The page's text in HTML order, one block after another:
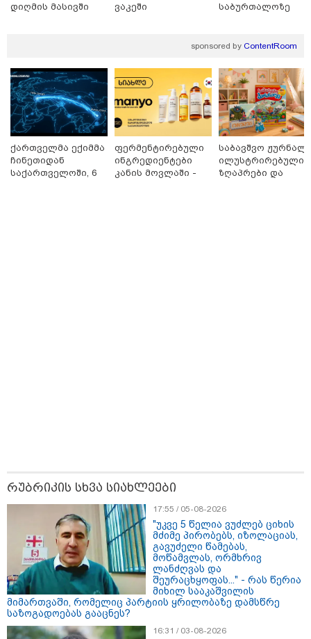
გაცვლის პროცესის შესახებ გაკეთებულ
განცხადება
15:47 / 07-08-2026
Tower Group და BREEAM - ხარისხის საერთაშორისო
სტანდარტი ქართულ დეველოპმენტში
დიღმის მასივში
ვაკეში
საბურთალოზე
sponsored by ContentRoom
ქართველმა ექიმმა
ჩინეთიდან
საქართველოში, 6
ფერმენტირებული
ინგრედიენტები
კანის მოვლაში -
საბავშვო
ილუსტრირებული
ზღაპრები და
რუბრიკის სხვა სიახლეები
17:55 / 05-08-2026
"უკვე 5 წელია ვუძლებ ციხის
მძიმე პირობებს, იზოლაციას,
გავუძელი წამებას,
მოწამვლას, ორმხრივ
ლანძღვას და
შეურაცხყოფას..." - რას წერია
მიხილ სააკაშვილის
მიმართვაში, რომელიც პარტიის ყრილობაზე დამსწრე
საზოგადოებას გააცნეს?
16:31 / 03-08-2026